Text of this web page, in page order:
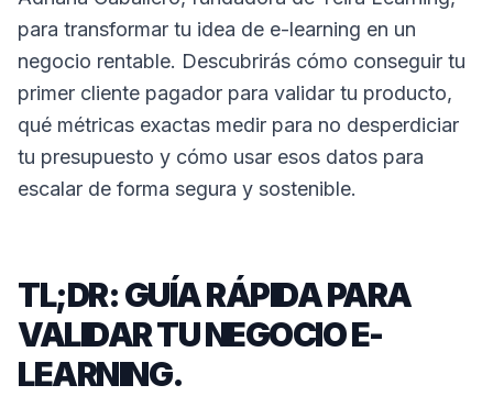
para transformar tu idea de e-learning en un
negocio rentable. Descubrirás cómo conseguir tu
primer cliente pagador para validar tu producto,
qué métricas exactas medir para no desperdiciar
tu presupuesto y cómo usar esos datos para
escalar de forma segura y sostenible.
TL;DR: GUÍA RÁPIDA PARA
VALIDAR TU NEGOCIO E-
LEARNING.